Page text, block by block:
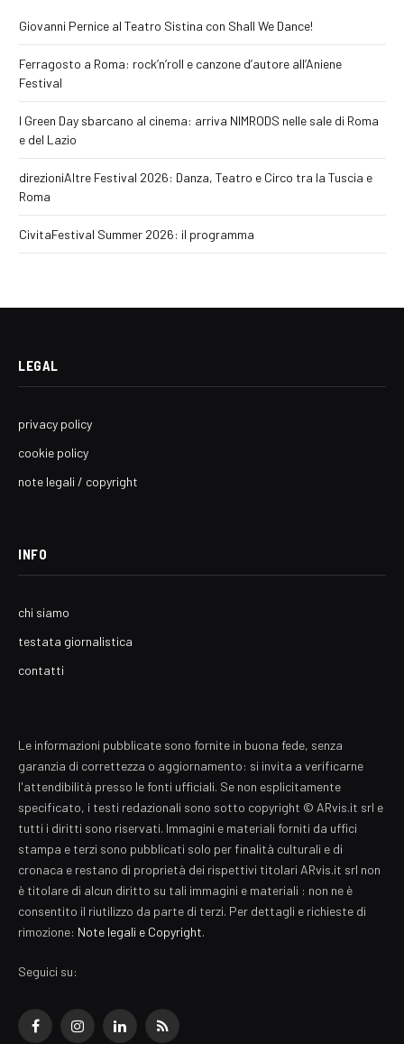
Giovanni Pernice al Teatro Sistina con Shall We Dance!
Ferragosto a Roma: rock’n’roll e canzone d’autore all’Aniene
Festival
I Green Day sbarcano al cinema: arriva NIMRODS nelle sale di Roma
e del Lazio
direzioniAltre Festival 2026: Danza, Teatro e Circo tra la Tuscia e
Roma
CivitaFestival Summer 2026: il programma
LEGAL
privacy policy
cookie policy
note legali / copyright
INFO
chi siamo
testata giornalistica
contatti
Le informazioni pubblicate sono fornite in buona fede, senza
garanzia di correttezza o aggiornamento: si invita a verificarne
l'attendibilità presso le fonti ufficiali. Se non esplicitamente
specificato, i testi redazionali sono sotto copyright © ARvis.it srl e
tutti i diritti sono riservati. Immagini e materiali forniti da uffici
stampa e terzi sono pubblicati solo per finalità culturali e di
cronaca e restano di proprietà dei rispettivi titolari ARvis.it srl non
è titolare di alcun diritto su tali immagini e materiali : non ne è
consentito il riutilizzo da parte di terzi. Per dettagli e richieste di
rimozione: Note legali e Copyright.
Seguici su:
FacebookInstagramLinkedInRSS